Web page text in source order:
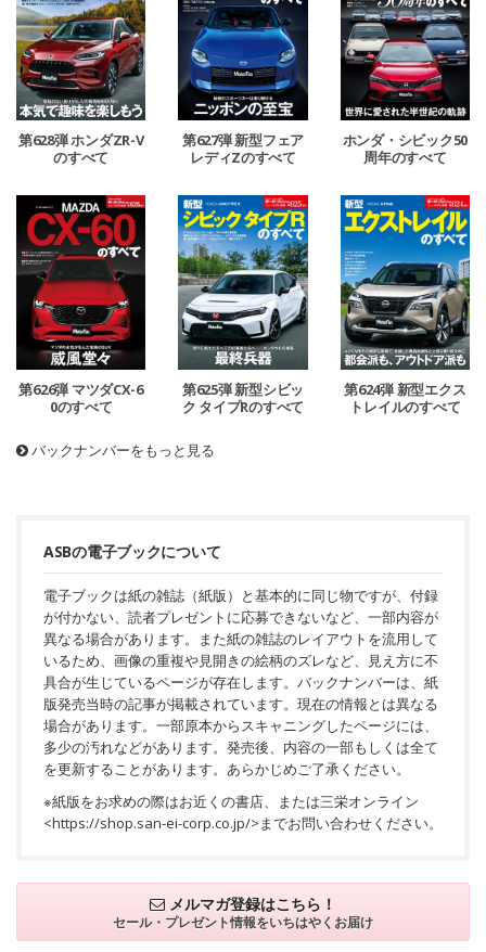
第628弾 ホンダZR-V
のすべて
第627弾 新型フェア
レディZのすべて
ホンダ・シビック50
周年のすべて
第626弾 マツダCX-6
0のすべて
第625弾 新型シビッ
ク タイプRのすべて
第624弾 新型エクス
トレイルのすべて
バックナンバーをもっと見る
ASBの電子ブックについて
電子ブックは紙の雑誌（紙版）と基本的に同じ物ですが、付録
が付かない、読者プレゼントに応募できないなど、一部内容が
異なる場合があります。また紙の雑誌のレイアウトを流用して
いるため、画像の重複や見開きの絵柄のズレなど、見え方に不
具合が生じているページが存在します。バックナンバーは、紙
版発売当時の記事が掲載されています。現在の情報とは異なる
場合があります。一部原本からスキャニングしたページには、
多少の汚れなどがあります。発売後、内容の一部もしくは全て
を更新することがあります。あらかじめご了承ください。
※紙版をお求めの際はお近くの書店、または三栄オンライン
<https://shop.san-ei-corp.co.jp/>までお問い合わせください。
メルマガ登録はこちら！
セール・プレゼント情報をいちはやくお届け